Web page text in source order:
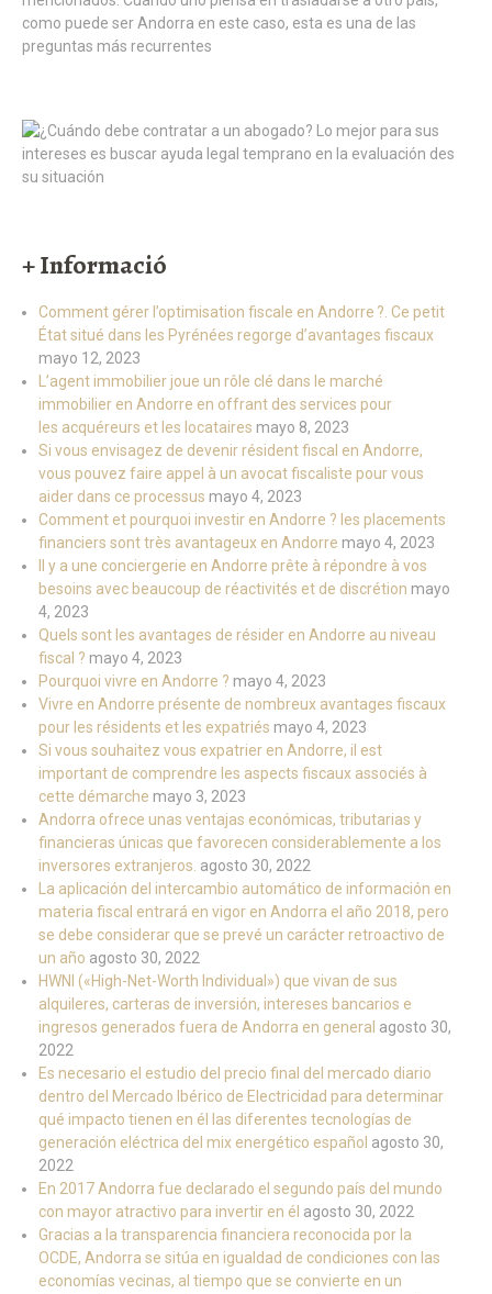
+ Informació
Comment gérer l’optimisation fiscale en Andorre ?. Ce petit
État situé dans les Pyrénées regorge d’avantages fiscaux
mayo 12, 2023
L’agent immobilier joue un rôle clé dans le marché
immobilier en Andorre en offrant des services pour
les acquéreurs et les locataires mayo 8, 2023
Si vous envisagez de devenir résident fiscal en Andorre,
vous pouvez faire appel à un avocat fiscaliste pour vous
aider dans ce processus mayo 4, 2023
Comment et pourquoi investir en Andorre ? les placements
financiers sont très avantageux en Andorre mayo 4, 2023
Il y a une conciergerie en Andorre prête à répondre à vos
besoins avec beaucoup de réactivités et de discrétion mayo
4, 2023
Quels sont les avantages de résider en Andorre au niveau
fiscal ? mayo 4, 2023
Pourquoi vivre en Andorre ? mayo 4, 2023
Vivre en Andorre présente de nombreux avantages fiscaux
pour les résidents et les expatriés mayo 4, 2023
Si vous souhaitez vous expatrier en Andorre, il est
important de comprendre les aspects fiscaux associés à
cette démarche mayo 3, 2023
Andorra ofrece unas ventajas económicas, tributarias y
financieras únicas que favorecen considerablemente a los
inversores extranjeros. agosto 30, 2022
La aplicación del intercambio automático de información en
materia fiscal entrará en vigor en Andorra el año 2018, pero
se debe considerar que se prevé un carácter retroactivo de
un año agosto 30, 2022
HWNI («High-Net-Worth Individual») que vivan de sus
alquileres, carteras de inversión, intereses bancarios e
ingresos generados fuera de Andorra en general agosto 30,
2022
Es necesario el estudio del precio final del mercado diario
dentro del Mercado Ibérico de Electricidad para determinar
qué impacto tienen en él las diferentes tecnologías de
generación eléctrica del mix energético español agosto 30,
2022
En 2017 Andorra fue declarado el segundo país del mundo
con mayor atractivo para invertir en él agosto 30, 2022
Gracias a la transparencia financiera reconocida por la
OCDE, Andorra se sitúa en igualdad de condiciones con las
economías vecinas, al tiempo que se convierte en un